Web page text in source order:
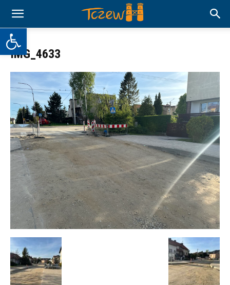
Otwórz pasek narzędzi
IMG_4633